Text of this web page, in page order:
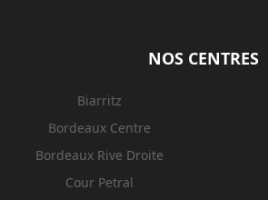
NOS CENTRES
Biarritz
Bordeaux Centre
Bordeaux Rive Droite
Cour Petral